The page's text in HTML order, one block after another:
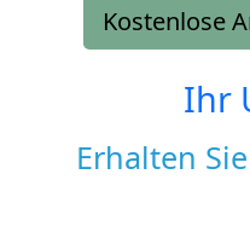
Kostenlose
Ihr
Erhalten